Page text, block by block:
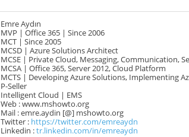
Emre Aydın
MVP | Office 365 | Since 2006
MCT | Since 2005
MCSD | Azure Solutions Architect
MCSE | Private Cloud, Messaging, Communication,
MCSA | Office 365, Server 2012, Cloud Platform
MCTS | Developing Azure Solutions, Implementing
P-Seller
Intelligent Cloud | EMS
Web : www.mshowto.org
Mail : emre.aydin [@] mshowto.org
Twitter : https://twitter.com/emreaydn
Linkedin :tr.linkedin.com/in/emreaydn